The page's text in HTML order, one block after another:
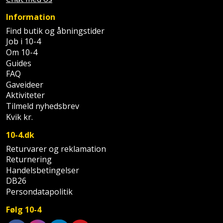
Sternbeklædning
Tag
og
tagplader
Terrassebrædder
Terrasseopklodsning
Tråd
til
byggeri
Træ
Vinduer
Palleløfter
Polsøger
Profilsaks
Reb
og
snor
og
wipes
Sækkelukker
Industristøvsuger
Kantfræser
Kantlimer
Kantlimertilbehør
Kap-
og
Kerneboremaskine
Klammepistol
Klippeværktøj
Kombokit
Højbede
Højtaler
Hylder
Jagt
og
fritid
Kaffe
Klæbesøm
Køkkenudstyr
Information
Find butik og åbningstider
Job i 10-4
Om 10-4
Guides
FAQ
Gaveideer
Aktiviteter
Tilmeld nyhedsbrev
Kvik kr.
10-4.dk
Returvarer og reklamation
Returnering
Handelsbetingelser
DB26
Persondatapolitik
Følg 10-4